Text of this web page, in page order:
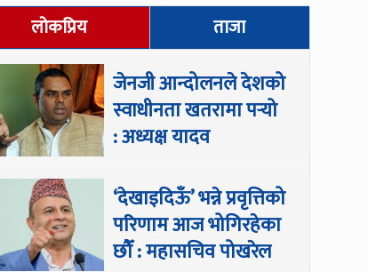
लोकप्रिय ताजा
जेनजी आन्दोलनले देशको
स्वाधीनता खतरामा पर्‍यो
: अध्यक्ष यादव
‘देखाइदिऊँ’ भन्ने प्रवृत्तिको
परिणाम आज भोगिरहेका
छौँ : महासचिव पोखरेल